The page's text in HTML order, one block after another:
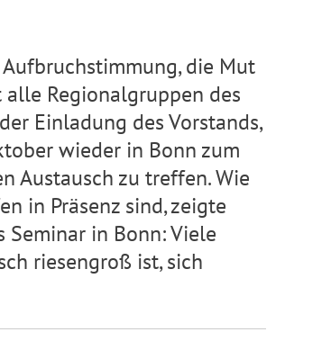
Aufbruchstimmung, die Mut
alle Regionalgruppen des
Einladung des Vorstands,
wieder in Bonn zum
Austausch zu treffen. Wie
in Präsenz sind, zeigte
Seminar in Bonn: Viele
riesengroß ist, sich